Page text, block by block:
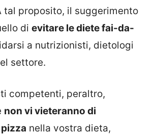
tal proposito, il suggerimento
di evitare le diete fai-da-
a nutrizionisti, dietologi
settore.
competenti, peraltro,
non vi vieteranno di
nella vostra dieta,